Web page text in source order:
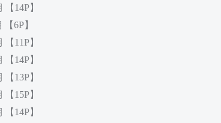
14P】
6P】
11P】
14P】
13P】
15P】
14P】